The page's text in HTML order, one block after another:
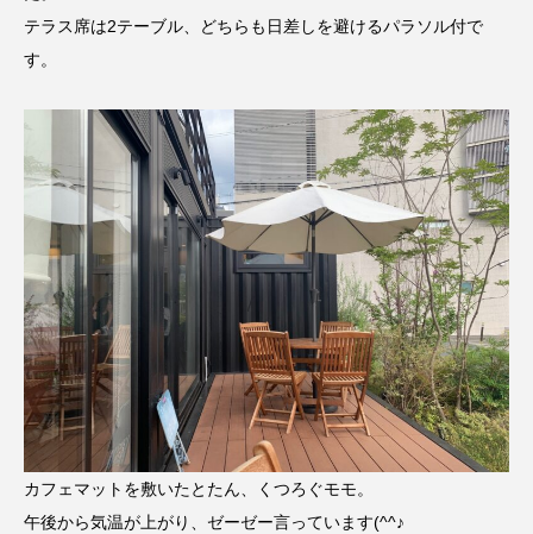
テラス席は2テーブル、どちらも日差しを避けるパラソル付で
す。
カフェマットを敷いたとたん、くつろぐモモ。
午後から気温が上がり、ゼーゼー言っています(^^♪